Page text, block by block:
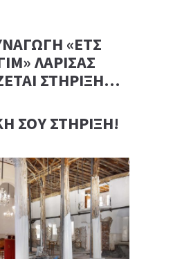
«ΕΤΣ
ΛΑΡΙΣΑΣ
ΣΤΗΡΙΞΗ…
ΣΟΥ ΣΤΗΡΙΞΗ!